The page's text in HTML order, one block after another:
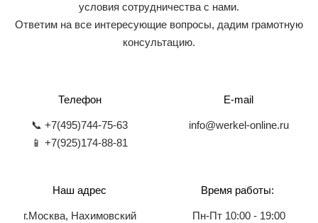
условия сотрудничества с нами.
Ответим на все интересующие вопросы, дадим грамотную
консультацию.
Телефон
📞 +7(495)744-75-63
📱 +7(925)174-88-81
E-mail
info@werkel-online.ru
Наш адрес
г.Москва, Нахимовский
Время работы:
Пн-Пт 10:00 - 19:00